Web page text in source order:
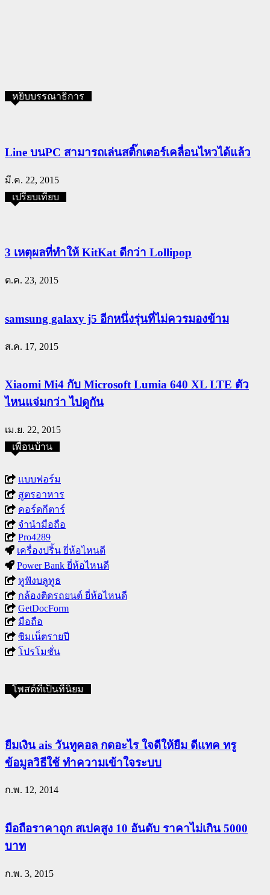
หยิบบรรณาธิการ
Line บนPC สามารถเล่นสติ๊กเตอร์เคลื่อนไหวได้แล้ว
มี.ค. 22, 2015
เปรียบเทียบ
3 เหตุผลที่ทำให้ KitKat ดีกว่า Lollipop
ต.ค. 23, 2015
samsung galaxy j5 อีกหนึ่งรุ่นที่ไม่ควรมองข้าม
ส.ค. 17, 2015
Xiaomi Mi4 กับ Microsoft Lumia 640 XL LTE ตัว
ไหนแจ่มกว่า ไปดูกัน
เม.ย. 22, 2015
เพื่อนบ้าน
แบบฟอร์ม
สูตรอาหาร
คอร์ดกีตาร์
จำนำมือถือ
Pro4289
เครื่องปริ้น ยี่ห้อไหนดี
Power Bank ยี่ห้อไหนดี
หูฟังบลูทูธ
กล้องติดรถยนต์ ยี่ห้อไหนดี
GetDocForm
มือถือ
ซิมเน็ตรายปี
โปรโมชั่น
โพสต์ที่เป็นที่นิยม
ยืมเงิน ais วันทูคอล กดอะไร ใจดีให้ยืม ดีแทค ทรู
ข้อมูลวิธีใช้ ทำความเข้าใจระบบ
ก.พ. 12, 2014
มือถือราคาถูก สเปคสูง 10 อันดับ ราคาไม่เกิน 5000
บาท
ก.พ. 3, 2015